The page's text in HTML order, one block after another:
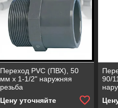
Переход PVC (ПВХ), 50
мм х 1-1/2" наружняя
резьба
Цену уточняйте
90/